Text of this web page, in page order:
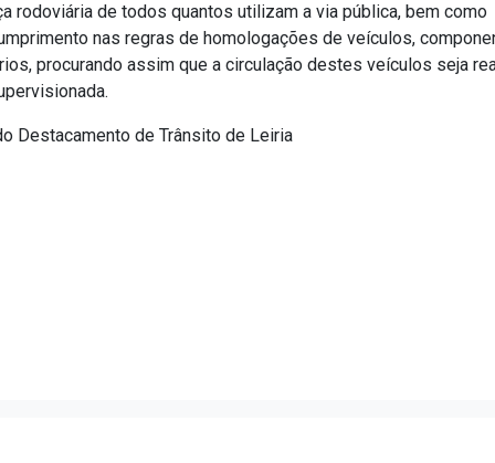
rodoviária de todos quantos utilizam a via pública, bem como
nas regras de homologações de veículos,
procurando assim que a circulação destes veículos seja
Destacamento de Trânsito de Leiria